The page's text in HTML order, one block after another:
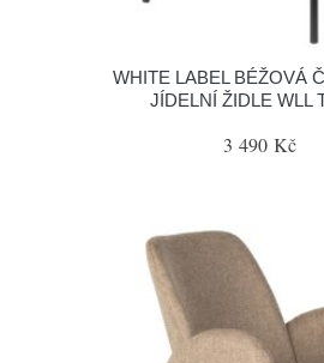
WHITE LABEL BÉŽOVÁ
JÍDELNÍ ŽIDLE WLL
3 490 Kč